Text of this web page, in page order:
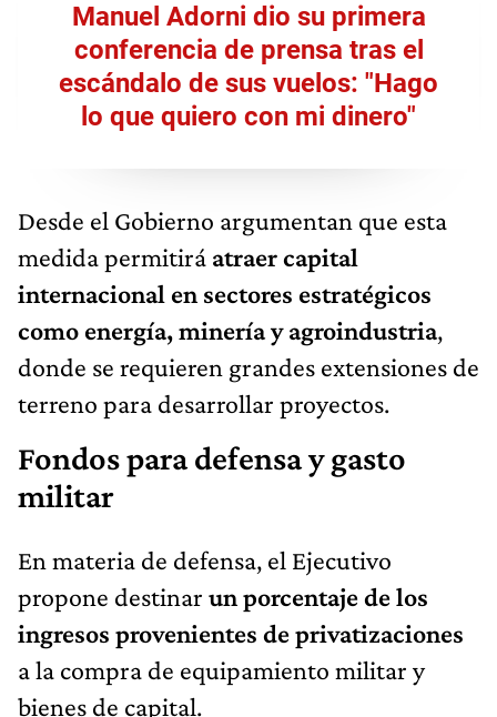
Manuel Adorni dio su primera
conferencia de prensa tras el
escándalo de sus vuelos: "Hago
lo que quiero con mi dinero"
Desde el Gobierno argumentan que esta
medida permitirá atraer capital
internacional en sectores estratégicos
como energía, minería y agroindustria,
donde se requieren grandes extensiones de
terreno para desarrollar proyectos.
Fondos para defensa y gasto
militar
En materia de defensa, el Ejecutivo
propone destinar un porcentaje de los
ingresos provenientes de privatizaciones
a la compra de equipamiento militar y
bienes de capital.